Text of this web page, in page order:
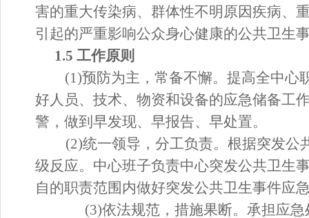
害的重大传染病、群体性不明原因疾病、
引起的严重影响公众身心健康的公共卫生
1.5 工作原则
(1)预防为主，常备不懈。提高全中心
好人员、技术、物资和设备的应急储备工
警，做到早发现、早报告、早处置。
(2)统一领导，分工负责。根据突发
级反应。中心班子负责中心突发公共卫生
自的职责范围内做好突发公共卫生事件应
(3)依法规范，措施果断。承担应急